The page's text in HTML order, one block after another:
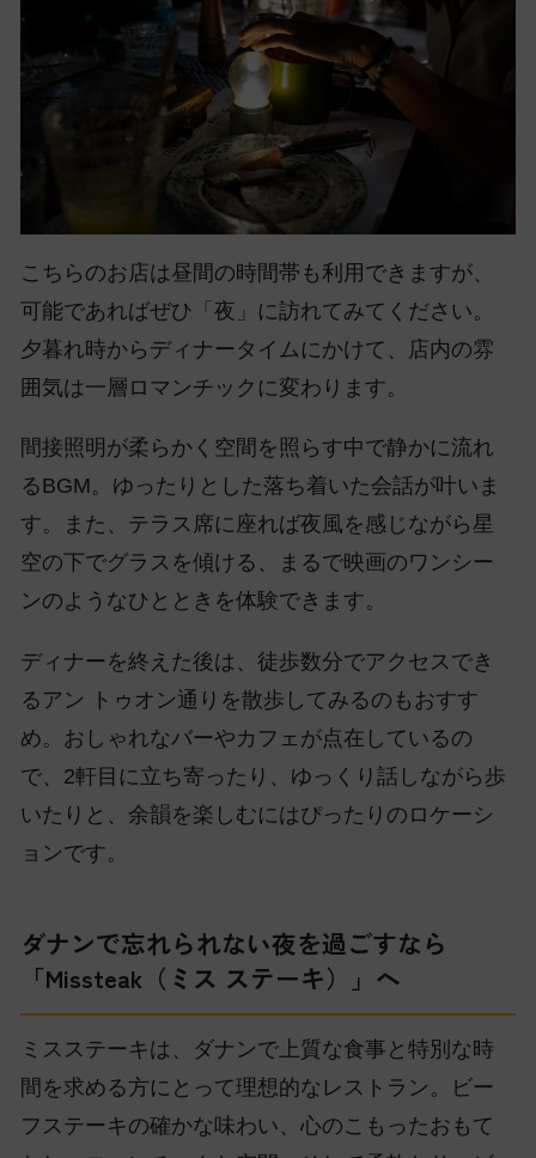
こちらのお店は昼間の時間帯も利用できますが、
可能であればぜひ「夜」に訪れてみてください。
夕暮れ時からディナータイムにかけて、店内の雰
囲気は一層ロマンチックに変わります。
間接照明が柔らかく空間を照らす中で静かに流れ
るBGM。ゆったりとした落ち着いた会話が叶いま
す。また、テラス席に座れば夜風を感じながら星
空の下でグラスを傾ける、まるで映画のワンシー
ンのようなひとときを体験できます。
ディナーを終えた後は、徒歩数分でアクセスでき
るアン トゥオン通りを散歩してみるのもおすす
め。おしゃれなバーやカフェが点在しているの
で、2軒目に立ち寄ったり、ゆっくり話しながら歩
いたりと、余韻を楽しむにはぴったりのロケーシ
ョンです。
ダナンで忘れられない夜を過ごすなら
「Missteak（ミス ステーキ）」へ
ミスステーキは、ダナンで上質な食事と特別な時
間を求める方にとって理想的なレストラン。ビー
フステーキの確かな味わい、心のこもったおもて